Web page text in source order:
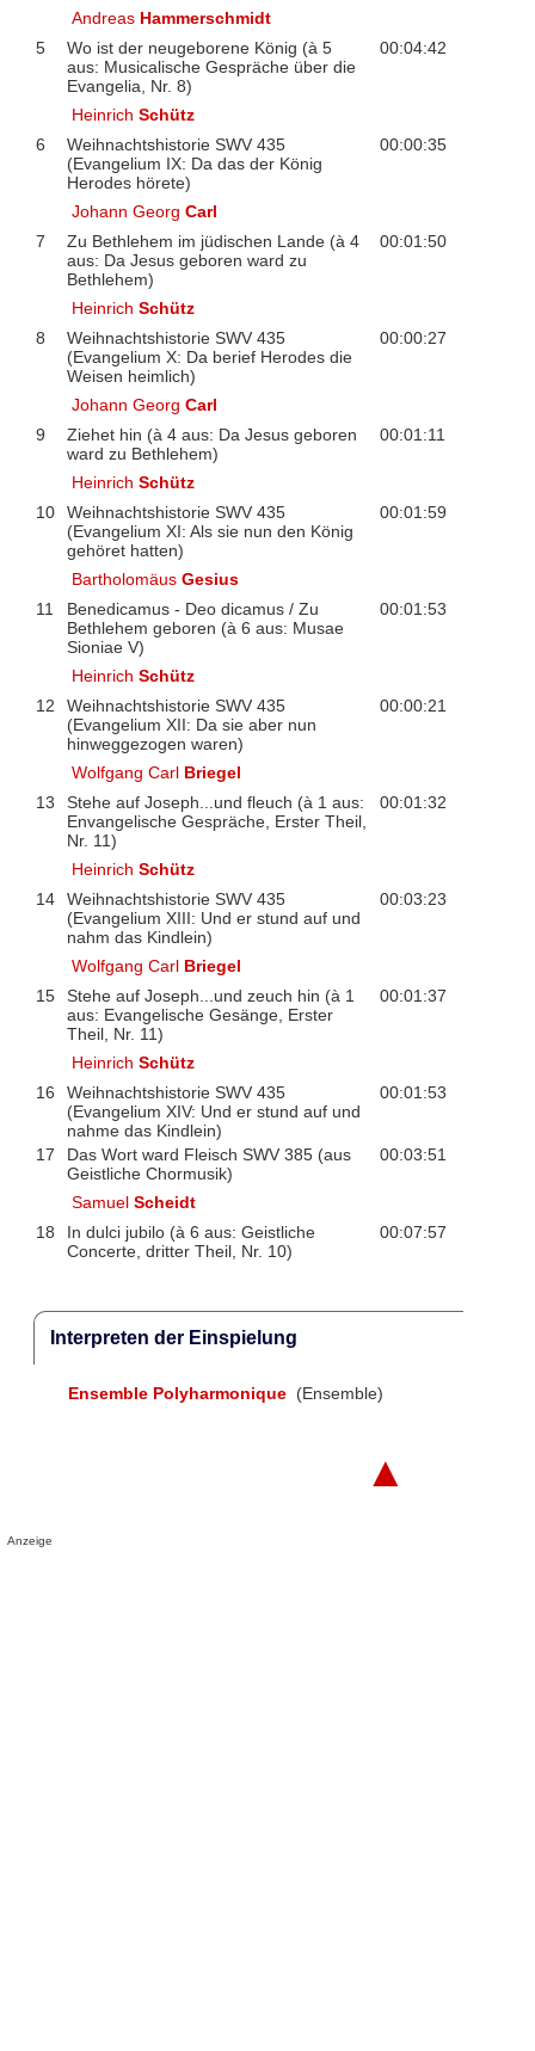
Andreas Hammerschmidt
5
Wo ist der neugeborene König (à 5
aus: Musicalische Gespräche über die
Evangelia, Nr. 8)
00:04:42
HeinrichSchütz
6
Weihnachtshistorie SWV 435
(Evangelium IX: Da das der König
Herodes hörete)
00:00:35
Johann GeorgCarl
7
Zu Bethlehem im jüdischen Lande (à 4
aus: Da Jesus geboren ward zu
Bethlehem)
00:01:50
HeinrichSchütz
8
Weihnachtshistorie SWV 435
(Evangelium X: Da berief Herodes die
Weisen heimlich)
00:00:27
Johann GeorgCarl
9
Ziehet hin (à 4 aus: Da Jesus geboren
ward zu Bethlehem)
00:01:11
HeinrichSchütz
10
Weihnachtshistorie SWV 435
(Evangelium XI: Als sie nun den König
gehöret hatten)
00:01:59
BartholomäusGesius
11
Benedicamus - Deo dicamus / Zu
Bethlehem geboren (à 6 aus: Musae
Sioniae V)
00:01:53
HeinrichSchütz
12
Weihnachtshistorie SWV 435
(Evangelium XII: Da sie aber nun
hinweggezogen waren)
00:00:21
Wolfgang Carl Briegel
13
Stehe auf Joseph...und fleuch (à 1 aus:
Envangelische Gespräche, Erster Theil,
Nr. 11)
00:01:32
HeinrichSchütz
14
Weihnachtshistorie SWV 435
(Evangelium XIII: Und er stund auf und
nahm das Kindlein)
00:03:23
Wolfgang Carl Briegel
15
Stehe auf Joseph...und zeuch hin (à 1
aus: Evangelische Gesänge, Erster
Theil, Nr. 11)
00:01:37
HeinrichSchütz
16
Weihnachtshistorie SWV 435
(Evangelium XIV: Und er stund auf und
nahme das Kindlein)
00:01:53
17
Das Wort ward Fleisch SWV 385 (aus
Geistliche Chormusik)
00:03:51
SamuelScheidt
18
In dulci jubilo (à 6 aus: Geistliche
Concerte, dritter Theil, Nr. 10)
00:07:57
Interpreten der Einspielung
Ensemble Polyharmonique (Ensemble)
▲
Anzeige